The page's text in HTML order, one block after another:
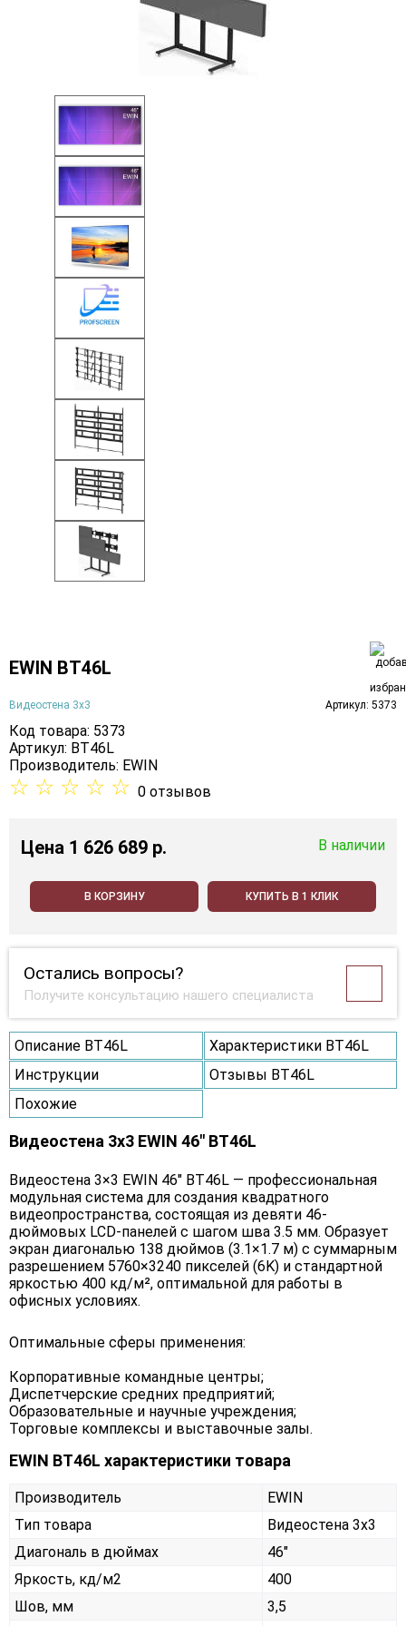
EWIN BT46L
Видеостена 3х3 Артикул: 5373
Код товара: 5373
Артикул: BT46L
Производитель: EWIN
☆ ☆ ☆ ☆ ☆ 0 отзывов
Цена 1 626 689 p. В наличии
В КОРЗИНУ КУПИТЬ В 1 КЛИК
Остались вопросы?
Получите консультацию нашего специалиста
Описание BT46L
Характеристики BT46L
Инструкции
Отзывы BT46L
Похожие
Видеостена 3x3 EWIN 46" BT46L
Видеостена 3×3 EWIN 46" BT46L — профессиональная
модульная система для создания квадратного
видеопространства, состоящая из девяти 46-
дюймовых LCD-панелей с шагом шва 3.5 мм. Образует
экран диагональю 138 дюймов (3.1×1.7 м) с суммарным
разрешением 5760×3240 пикселей (6K) и стандартной
яркостью 400 кд/м², оптимальной для работы в
офисных условиях.
Оптимальные сферы применения:
Корпоративные командные центры;
Диспетчерские средних предприятий;
Образовательные и научные учреждения;
Торговые комплексы и выставочные залы.
EWIN BT46L характеристики товара
Производитель
EWIN
Тип товара
Видеостена 3х3
Диагональ в дюймах
46"
Яркость, кд/м2
400
Шов, мм
3,5